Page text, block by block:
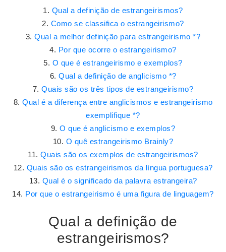
Qual a definição de estrangeirismos?
Como se classifica o estrangeirismo?
Qual a melhor definição para estrangeirismo *?
Por que ocorre o estrangeirismo?
O que é estrangeirismo e exemplos?
Qual a definição de anglicismo *?
Quais são os três tipos de estrangeirismo?
Qual é a diferença entre anglicismos e estrangeirismo
exemplifique *?
O que é anglicismo e exemplos?
O quê estrangeirismo Brainly?
Quais são os exemplos de estrangeirismos?
Quais são os estrangeirismos da língua portuguesa?
Qual é o significado da palavra estrangeira?
Por que o estrangeirismo é uma figura de linguagem?
Qual a definição de
estrangeirismos?